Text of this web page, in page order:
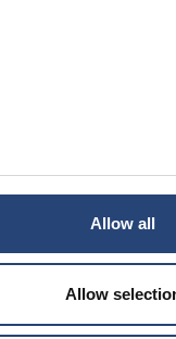
Allow all
Allow
THÔNG TIN CHI TIẾT
có thể địa phương
nhất quán